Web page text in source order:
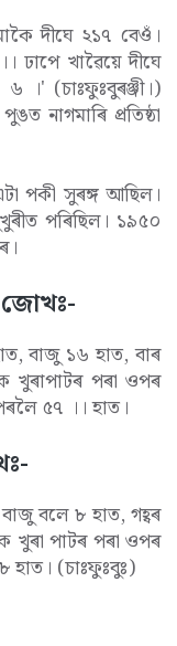
দীঘে ২১৭ বেওঁ।
ঢাপে খাৱৈয়ে দীঘে
।' (চাঃফুঃবুৰঞ্জী।)
নাগমাৰি প্ৰতিষ্ঠা
পকী সুৰঙ্গ আছিল।
পৰিছিল। ১৯৫০
জোখঃ-
বাজু ১৬ হাত, বাৰ
খুৰাপাটৰ পৰা ওপৰ
৫৭ ।। হাত।
বলে ৮ হাত, গহ্বৰ
খুৰা পাটৰ পৰা ওপৰ
হাত। (চাঃফুঃবুঃ)